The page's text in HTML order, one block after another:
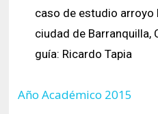
caso de estudio arroyo
ciudad de Barranquilla,
guía: Ricardo Tapia
Año Académico 2015